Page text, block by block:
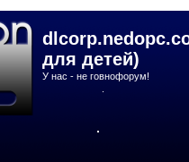
для детей)
У нас - не говнофорум!